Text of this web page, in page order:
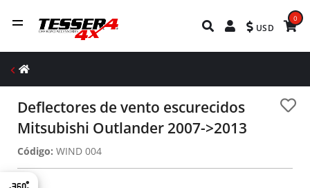
USD
0
Deflectores de vento escurecidos
Mitsubishi Outlander 2007->2013
Código: WIND 004